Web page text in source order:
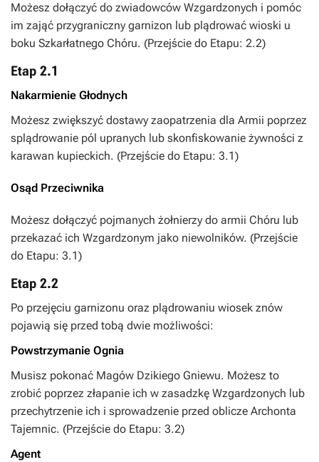
Możesz dołączyć do zwiadowców Wzgardzonych i pomóc
im zająć przygraniczny garnizon lub plądrować wioski u
boku Szkarłatnego Chóru. (Przejście do Etapu: 2.2)
Etap 2.1
Nakarmienie Głodnych
Możesz zwiększyć dostawy zaopatrzenia dla Armii poprzez
splądrowanie pól upranych lub skonfiskowanie żywności z
karawan kupieckich. (Przejście do Etapu: 3.1)
Osąd Przeciwnika
Możesz dołączyć pojmanych żołnierzy do armii Chóru lub
przekazać ich Wzgardzonym jako niewolników. (Przejście
do Etapu: 3.1)
Etap 2.2
Po przejęciu garnizonu oraz plądrowaniu wiosek znów
pojawią się przed tobą dwie możliwości:
Powstrzymanie Ognia
Musisz pokonać Magów Dzikiego Gniewu. Możesz to
zrobić poprzez złapanie ich w zasadzkę Wzgardzonych lub
przechytrzenie ich i sprowadzenie przed oblicze Archonta
Tajemnic. (Przejście do Etapu: 3.2)
Agent